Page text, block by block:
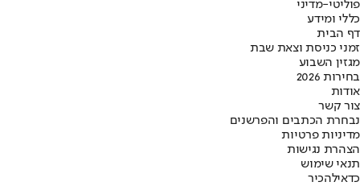
פוליטי-מדיני
כללי ומידע
דף הבית
זמני כניסת וצאת שבת
מגזין השבוע
בחירות 2026
אודות
צור קשר
נבחרת הכתבים והפרשנים
מדיניות פרטיות
הצהרת נגישות
תנאי שימוש
כדאילהכיר